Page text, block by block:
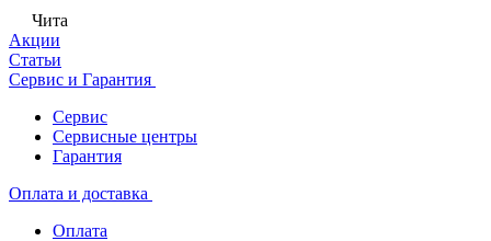
Чита
Акции
Статьи
Сервис и Гарантия
Сервис
Сервисные центры
Гарантия
Оплата и доставка
Оплата